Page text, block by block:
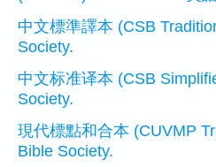
中文標準譯本 (CSB
Society.
中文标准译本 (CSB
Society.
現代標點和合本 (CUVMP
Bible Society.